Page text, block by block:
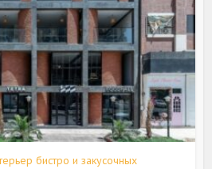
бистро и закусочных